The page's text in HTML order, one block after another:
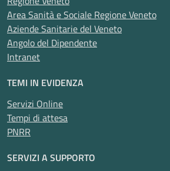
Area Sanità e Sociale Regione Veneto
Aziende Sanitarie del Veneto
Angolo del Dipendente
Intranet
TEMI IN EVIDENZA
Servizi Online
Tempi di attesa
PNRR
SERVIZI A SUPPORTO